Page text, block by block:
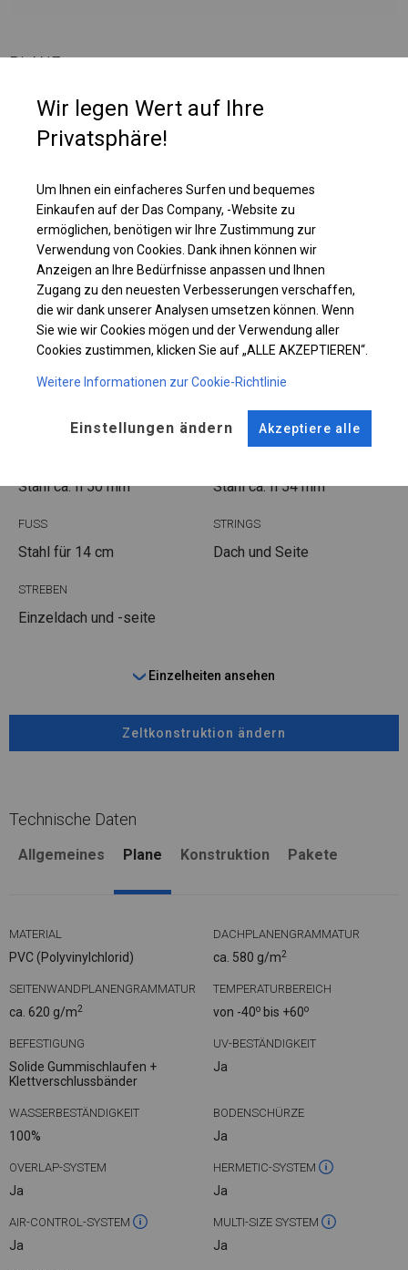
PLANE
Die Plane eignet sich perfekt für die Aufbewahrung verschiedener Arten
von Materialien. Es kann als Parkplatzüberdachung, Garage, Maschinen-
oder Bootslager, Autowaschanlage und Lackierraum genutzt werden.
Einzelheiten ansehen
Plane ändern
KONSTRUKTION
Stahl ca.fi 50 mm Stahl ca.fi 54 mm
FUSS
Stahl für 14 cm
STRINGS
Dach und Seite
STREBEN
Einzeldach und -seite
Einzelheiten ansehen
Zeltkonstruktion ändern
Technische Daten
Allgemeines Plane Konstruktion Pakete
MATERIAL
PVC (Polyvinylchlorid)
DACHPLANENGRAMMATUR
ca. 580 g/m2
SEITENWANDPLANENGRAMMATUR
ca. 620 g/m2
TEMPERATURBEREICH
von -40o bis +60o
BEFESTIGUNG
Solide Gummischlaufen +
Klettverschlussbänder
UV-BESTÄNDIGKEIT
Ja
WASSERBESTÄNDIGKEIT
100%
BODENSCHÜRZE
Ja
OVERLAP-SYSTEM
Ja
HERMETIC-SYSTEM
Ja
AIR-CONTROL-SYSTEM
Ja
MULTI-SIZE SYSTEM
Ja
Wir legen Wert auf Ihre
Privatsphäre!
Um Ihnen ein einfacheres Surfen und bequemes
Einkaufen auf der Das Company, -Website zu
ermöglichen, benötigen wir Ihre Zustimmung zur
Verwendung von Cookies. Dank ihnen können wir
Anzeigen an Ihre Bedürfnisse anpassen und Ihnen
Zugang zu den neuesten Verbesserungen verschaffen,
die wir dank unserer Analysen umsetzen können. Wenn
Sie wie wir Cookies mögen und der Verwendung aller
Cookies zustimmen, klicken Sie auf „ALLE AKZEPTIEREN“.
Weitere Informationen zur Cookie-Richtlinie
Einstellungen ändern Akzeptiere alle